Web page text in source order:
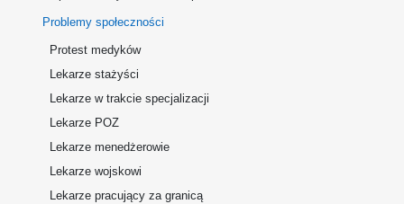
Problemy społeczności
Protest medyków
Lekarze stażyści
Lekarze w trakcie specjalizacji
Lekarze POZ
Lekarze menedżerowie
Lekarze wojskowi
Lekarze pracujący za granicą